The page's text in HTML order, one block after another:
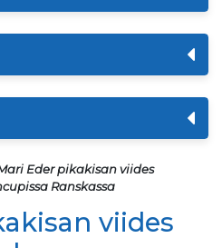
Eder pikakisan viides
Ranskassa
viides